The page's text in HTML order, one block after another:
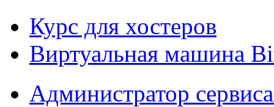
Курс для хостеров
Виртуальная машина
Администратор